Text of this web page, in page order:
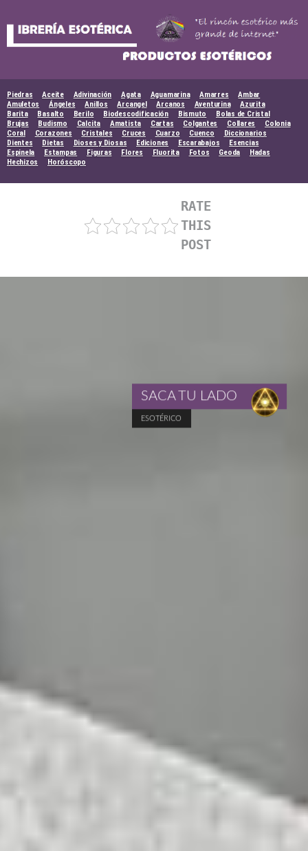
Piedras Aceite Adivinación Agata Aguamarina Amarres
Ambar
Amuletos
Ángeles Anillos Arcangel Arcanos Aventurina
Azurita
Barita
Basalto Berilo Biodescodificación Bismuto
Bolas de Cristal
Brujas
Budismo Calcita Amatista Cartas Colgantes Collares
Colonia
Coral
Corazones Cristales Cruces Cuarzo Cuenco
Diccionarios
Dientes
Dietas Dioses y Diosas Ediciones Escarabajos
Esencias
Espinela
Estampas Figuras Flores Fluorita Fotos Geoda
Hadas
Hechizos
Horóscopo
RATE
THIS
POST
ESOTÉRICO
SACA TU LADO